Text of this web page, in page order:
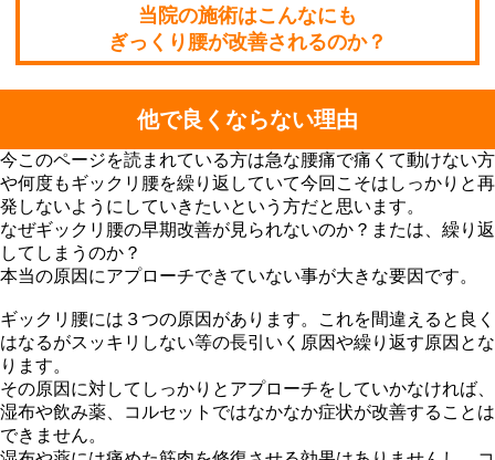
当院の施術はこんなにも
ぎっくり腰が改善されるのか？
他で良くならない理由
今このページを読まれている方は急な腰痛で痛くて動けない方
や何度もギックリ腰を繰り返していて今回こそはしっかりと再
発しないようにしていきたいという方だと思います。
なぜギックリ腰の早期改善が見られないのか？または、繰り返
してしまうのか？
本当の原因にアプローチできていない事が大きな要因です。
ギックリ腰には３つの原因があります。これを間違えると良く
はなるがスッキリしない等の長引いく原因や繰り返す原因とな
ります。
その原因に対してしっかりとアプローチをしていかなければ、
湿布や飲み薬、コルセットではなかなか症状が改善することは
できません。